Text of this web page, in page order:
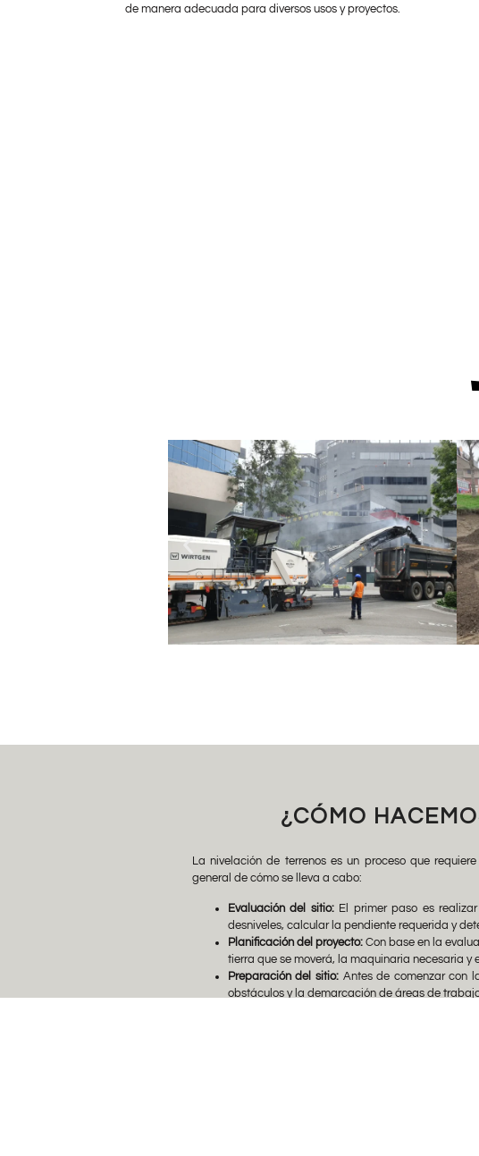
de manera adecuada para diversos usos y proyectos.
¿CÓMO
La nivelación de terrenos es un proceso que
general de cómo se lleva a cabo:
Evaluación del sitio:El primer paso es
desniveles, calcular la pendiente requerida y
Planificación del proyecto:Con base en la
tierra que se moverá, la maquinaria necesaria
Preparación del sitio:Antes de comenzar con
obstáculos y la demarcación de áreas de